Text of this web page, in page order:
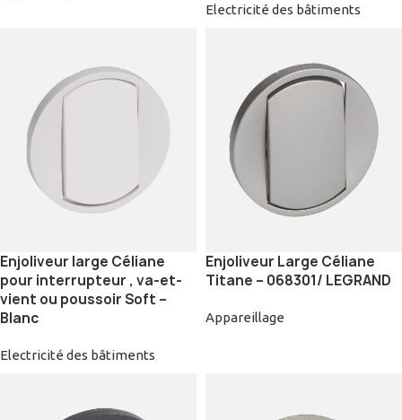
Electricité des bâtiments
Enjoliveur large Céliane
pour interrupteur , va-et-
vient ou poussoir Soft –
Blanc
Electricité des bâtiments
Enjoliveur Large Céliane
Titane – 068301/ LEGRAND
Appareillage